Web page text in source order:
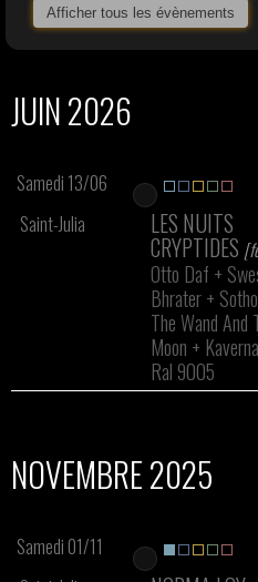
Afficher tous les évènements
JUIN 2026
Samedi 13/06
Saint-Julia
LES NUITS
CRYPTIDES
Otto Daf +
Bhrater+ Sotho
The Wand And
Moon + Kaverna
Ral 9005
NOVEMBRE 2025
Samedi 01/11